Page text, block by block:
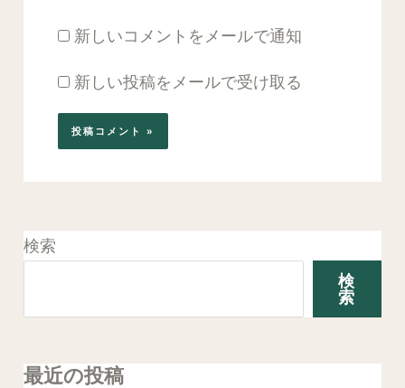
新しいコメントをメールで通知
新しい投稿をメールで受け取る
検索
検
索
最近の投稿